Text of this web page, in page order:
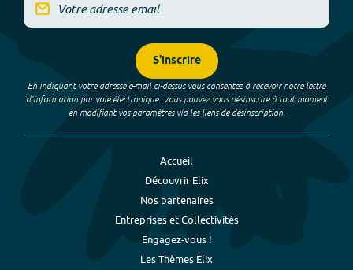
S'inscrire
En indiquant votre adresse e-mail ci-dessus vous consentez à recevoir notre lettre
d’information par voie électronique. Vous pouvez vous désinscrire à tout moment
en modifiant vos paramètres via les liens de désinscription.
Accueil
Découvrir Elix
Nos partenaires
Entreprises et Collectivités
Engagez-vous !
Les Thèmes Elix